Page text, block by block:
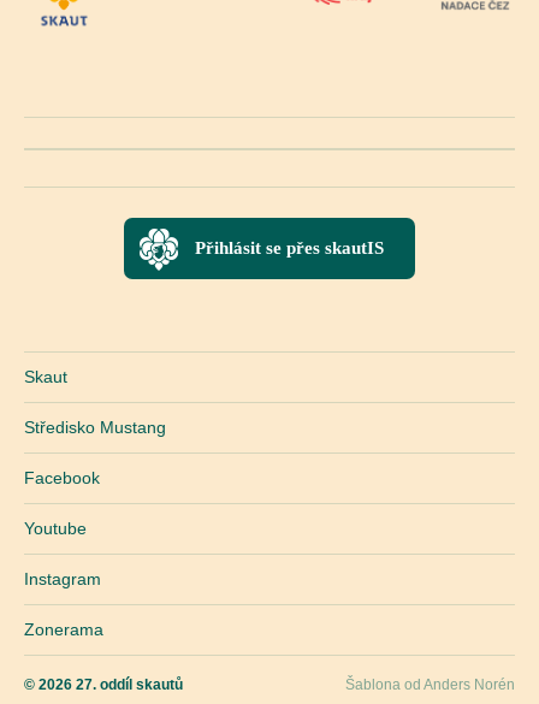
Přihlásit se přes skautIS
Skaut
Středisko Mustang
Facebook
Youtube
Instagram
Zonerama
© 2026 27. oddíl skautů Šablona od Anders Norén